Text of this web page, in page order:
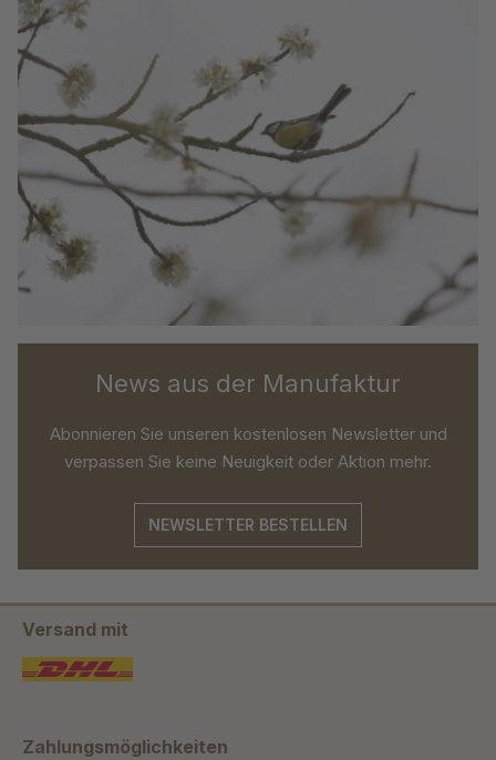
News aus der Manufaktur
Abonnieren Sie unseren kostenlosen Newsletter und
verpassen Sie keine Neuigkeit oder Aktion mehr.
NEWSLETTER BESTELLEN
Versand mit
Zahlungsmöglichkeiten